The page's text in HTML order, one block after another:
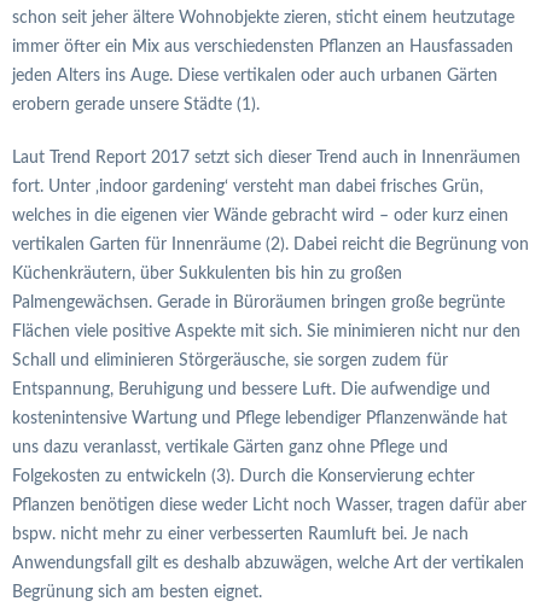
schon seit jeher ältere Wohnobjekte zieren, sticht einem heutzutage
immer öfter ein Mix aus verschiedensten Pflanzen an Hausfassaden
jeden Alters ins Auge. Diese vertikalen oder auch urbanen Gärten
erobern gerade unsere Städte (1).
Laut Trend Report 2017 setzt sich dieser Trend auch in Innenräumen
fort. Unter ‚indoor gardening‘ versteht man dabei frisches Grün,
welches in die eigenen vier Wände gebracht wird – oder kurz einen
vertikalen Garten für Innenräume (2). Dabei reicht die Begrünung von
Küchenkräutern, über Sukkulenten bis hin zu großen
Palmengewächsen. Gerade in Büroräumen bringen große begrünte
Flächen viele positive Aspekte mit sich. Sie minimieren nicht nur den
Schall und eliminieren Störgeräusche, sie sorgen zudem für
Entspannung, Beruhigung und bessere Luft. Die aufwendige und
kostenintensive Wartung und Pflege lebendiger Pflanzenwände hat
uns dazu veranlasst, vertikale Gärten ganz ohne Pflege und
Folgekosten zu entwickeln (3). Durch die Konservierung echter
Pflanzen benötigen diese weder Licht noch Wasser, tragen dafür aber
bspw. nicht mehr zu einer verbesserten Raumluft bei. Je nach
Anwendungsfall gilt es deshalb abzuwägen, welche Art der vertikalen
Begrünung sich am besten eignet.